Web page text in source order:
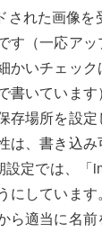
された画像を
す（一応ア
いチェック
書いていま
存場所を設
は、書き込
設定では、
にしていま
適当に名前